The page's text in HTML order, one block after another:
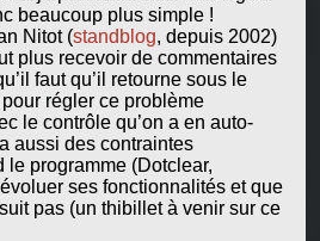
beaucoup plus simple !
Nitot (standblog, depuis 2002)
plus recevoir de commentaires
faut qu’il retourne sous le
régler ce problème
le contrôle qu’on a en auto-
aussi des contraintes
le programme (Dotclear,
ses fonctionnalités et que
pas (un thibillet à venir sur ce